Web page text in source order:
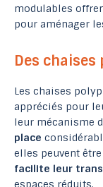
modulables
pour aménager
Des
Les chaises
appréciés pour
leur mécanisme
place
elles peuvent
facilite leur
espaces réduits.